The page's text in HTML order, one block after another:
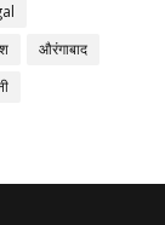
औरंगाबाद